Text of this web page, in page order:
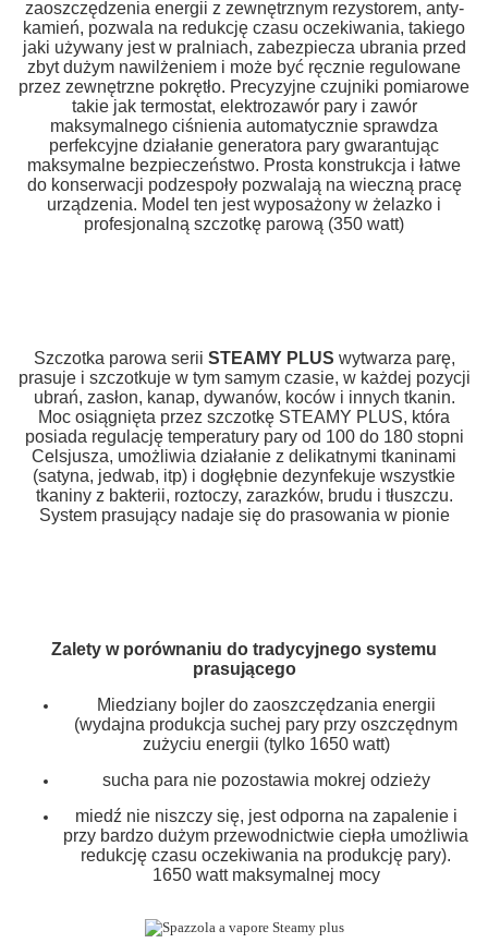
zaoszczędzenia energii z zewnętrznym rezystorem, anty-
kamień, pozwala na redukcję czasu oczekiwania, takiego
jaki używany jest w pralniach, zabezpiecza ubrania przed
zbyt dużym nawilżeniem i może być ręcznie regulowane
przez zewnętrzne pokrętło. Precyzyjne czujniki pomiarowe
takie jak termostat, elektrozawór pary i zawór
maksymalnego ciśnienia automatycznie sprawdza
perfekcyjne działanie generatora pary gwarantując
maksymalne bezpieczeństwo. Prosta konstrukcja i łatwe
do konserwacji podzespoły pozwalają na wieczną pracę
urządzenia. Model ten jest wyposażony w żelazko i
profesjonalną szczotkę parową (350 watt)
Szczotka parowa serii STEAMY PLUS wytwarza parę,
prasuje i szczotkuje w tym samym czasie, w każdej pozycji
ubrań, zasłon, kanap, dywanów, koców i innych tkanin.
Moc osiągnięta przez szczotkę STEAMY PLUS, która
posiada regulację temperatury pary od 100 do 180 stopni
Celsjusza, umożliwia działanie z delikatnymi tkaninami
(satyna, jedwab, itp) i dogłębnie dezynfekuje wszystkie
tkaniny z bakterii, roztoczy, zarazków, brudu i tłuszczu.
System prasujący nadaje się do prasowania w pionie
Zalety w porównaniu do tradycyjnego systemu
prasującego
Miedziany bojler do zaoszczędzania energii
(wydajna produkcja suchej pary przy oszczędnym
zużyciu energii (tylko 1650 watt)
sucha para nie pozostawia mokrej odzieży
miedź nie niszczy się, jest odporna na zapalenie i
przy bardzo dużym przewodnictwie ciepła umożliwia
redukcję czasu oczekiwania na produkcję pary).
1650 watt maksymalnej mocy